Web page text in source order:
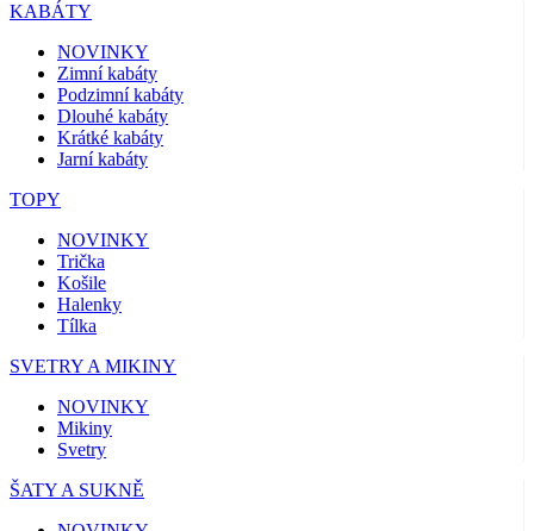
KABÁTY
NOVINKY
Zimní kabáty
Podzimní kabáty
Dlouhé kabáty
Krátké kabáty
Jarní kabáty
TOPY
NOVINKY
Trička
Košile
Halenky
Tílka
SVETRY A MIKINY
NOVINKY
Mikiny
Svetry
ŠATY A SUKNĚ